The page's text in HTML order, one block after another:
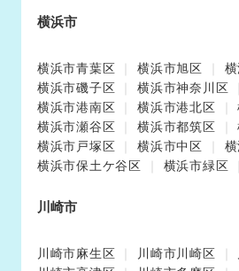
横浜市
横浜市青葉区 横浜市旭区
横浜市磯子区
横浜市神奈川区
横浜市港南区
横浜市港北区
横浜市瀬谷区
横浜市都筑区
横浜市戸塚区
横浜市中区
横浜市保土ケ谷区
横浜市緑区
川崎市
川崎市麻生区 川崎市川崎区